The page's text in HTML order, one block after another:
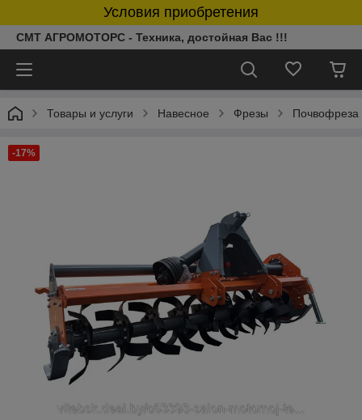
Условия приобретения
СМТ АГРОМОТОРС - Техника, достойная Вас !!!
Товары и услуги Навесное Фрезы Почвофреза
-17%